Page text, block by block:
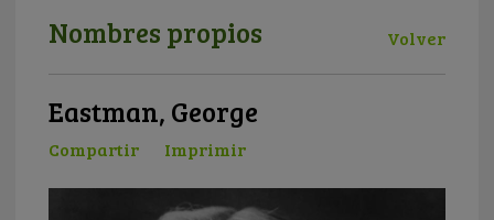
Nombres propios Volver
Eastman, George
Compartir Imprimir